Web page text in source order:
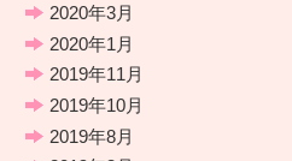
2020年3月
2020年1月
2019年11月
2019年10月
2019年8月